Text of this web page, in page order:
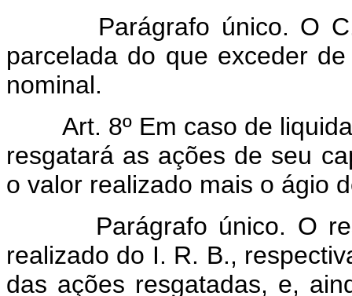
Parágrafo único. O C.
parcelada do que exceder
nominal.
Art. 8º Em caso de
resgatará as ações de seu
o valor realizado mais o ágio
Parágrafo único. O
realizado do I. R. B.,
das ações resgatadas, e,